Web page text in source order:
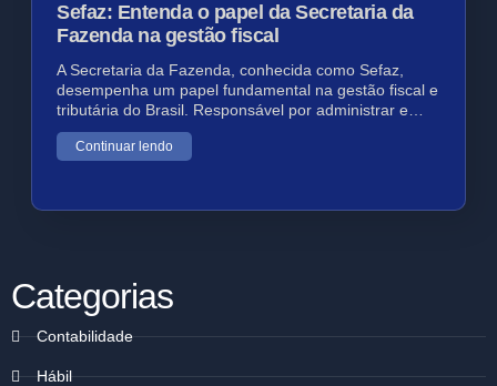
Sefaz: Entenda o papel da Secretaria da
Fazenda na gestão fiscal
A Secretaria da Fazenda, conhecida como Sefaz,
desempenha um papel fundamental na gestão fiscal e
tributária do Brasil. Responsável por administrar e…
Continuar lendo
Categorias
Contabilidade
Hábil